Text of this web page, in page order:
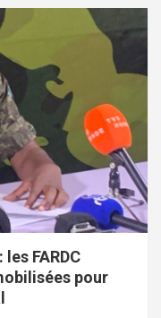
FARDC
pour